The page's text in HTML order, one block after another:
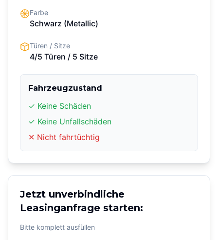
Farbe
Schwarz (Metallic)
Türen / Sitze
4/5 Türen / 5 Sitze
Fahrzeugzustand
✓ Keine Schäden
✓ Keine Unfallschäden
✕ Nicht fahrtüchtig
Jetzt unverbindliche
Leasinganfrage starten:
Bitte komplett ausfüllen